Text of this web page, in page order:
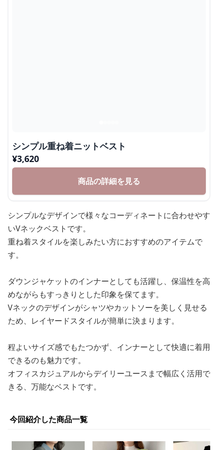
シンプル重ね着ニットベスト
¥3,620
商品の詳細を見る
シンプルなデザインで様々なコーディネートに合わせやす
いVネックベストです。
重ね着スタイルを楽しみたい方におすすめのアイテムで
す。
ダウンジャケットのインナーとしても活躍し、保温性を高
めながらもすっきりとした印象を保てます。
Vネックのデザインがシャツやカットソーを美しく見せる
ため、レイヤードスタイルが簡単に決まります。
程よいサイズ感でもたつかず、インナーとして快適に着用
できるのも魅力です。
オフィスカジュアルからデイリーユースまで幅広く活用で
きる、万能なベストです。
今回紹介した商品一覧